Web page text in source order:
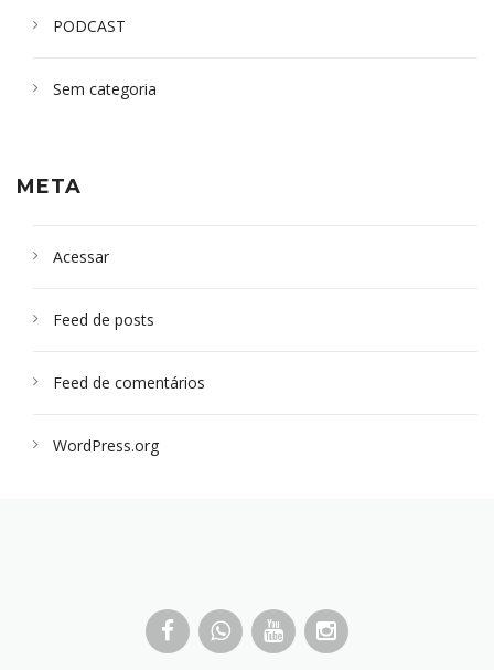
PODCAST
Sem categoria
META
Acessar
Feed de posts
Feed de comentários
WordPress.org